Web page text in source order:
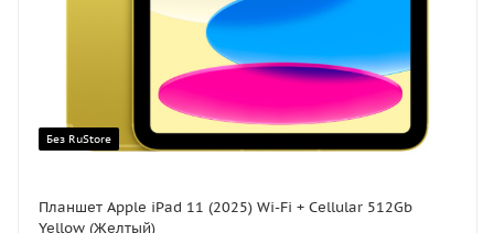
Без RuStore
Планшет Apple iPad 11 (2025) Wi-Fi + Cellular 512Gb
Yellow (Желтый)